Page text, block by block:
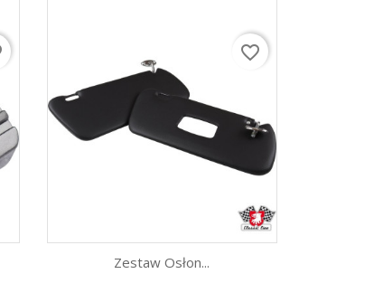
Zestaw Osłon...
favorite_border